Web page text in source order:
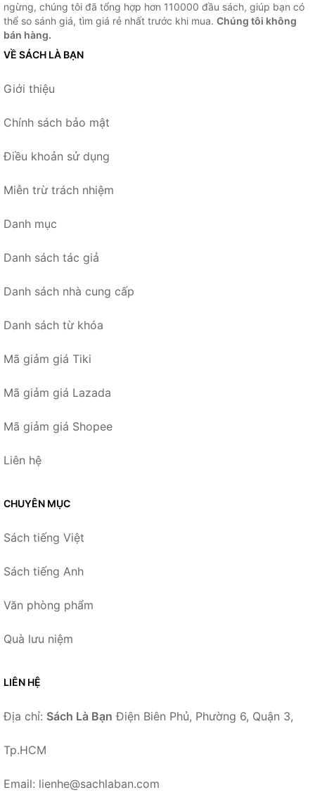
ngừng, chúng tôi đã tổng hợp hơn 110000 đầu sách, giúp bạn có
thể so sánh giá, tìm giá rẻ nhất trước khi mua. Chúng tôi không
bán hàng.
VỀ SÁCH LÀ BẠN
Giới thiệu
Chính sách bảo mật
Điều khoản sử dụng
Miễn trừ trách nhiệm
Danh mục
Danh sách tác giả
Danh sách nhà cung cấp
Danh sách từ khóa
Mã giảm giá Tiki
Mã giảm giá Lazada
Mã giảm giá Shopee
Liên hệ
CHUYÊN MỤC
Sách tiếng Việt
Sách tiếng Anh
Văn phòng phẩm
Quà lưu niệm
LIÊN HỆ
Địa chỉ: Sách Là Bạn Điện Biên Phủ, Phường 6, Quận 3,
Tp.HCM
Email: lienhe@sachlaban.com